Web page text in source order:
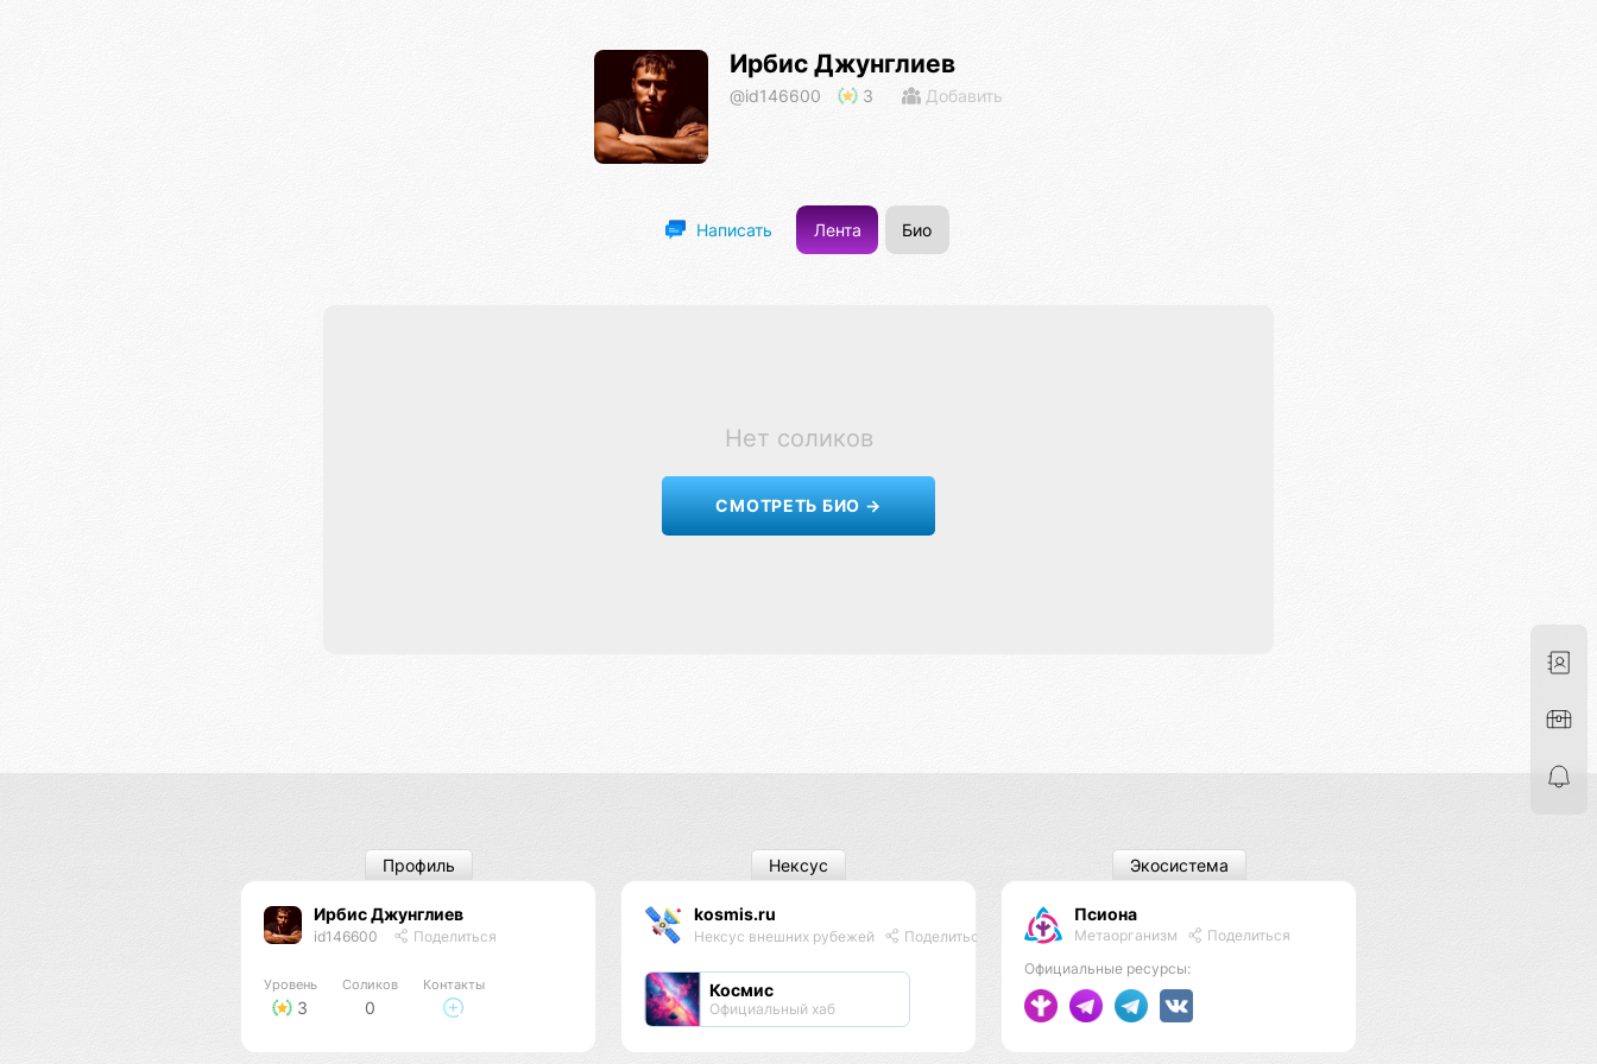
Ирбис Джунглиев
@id146600 3 Добавить
Написать Лента Био
Нет соликов
СМОТРЕТЬ БИО →
Ирбис Джунглиев
id146600 Поделиться
Уровень
3
Соликов
0
Контакты
Профиль
kosmis.ru
Нексус внешних рубежей Поделиться
Космис
Официальный хаб
Нексус
Псиона
Метаорганизм
Поделиться
Официальные ресурсы:
Экосистема